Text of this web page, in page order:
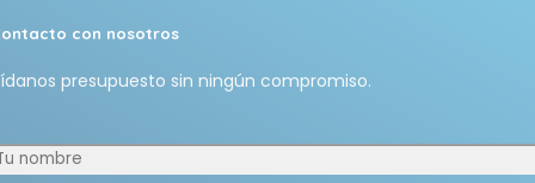
con nosotros
presupuesto sin ningún compromiso.